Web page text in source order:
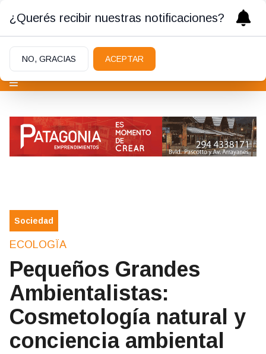
Sociedad
ECOLOGÏA
Pequeños Grandes
Ambientalistas:
Cosmetología natural y
conciencia ambiental
¿Querés recibir nuestras notificaciones?
NO, GRACIAS ACEPTAR